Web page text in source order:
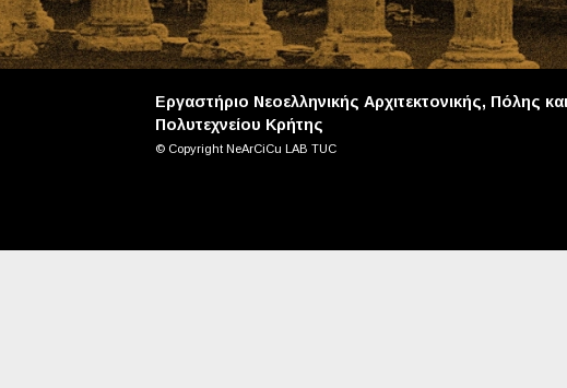
Εργαστήριο Νεοελληνικής Αρχιτεκτονικής, Πόλης
Πολυτεχνείου Κρήτης
© Copyright NeArCiCu LAB TUC